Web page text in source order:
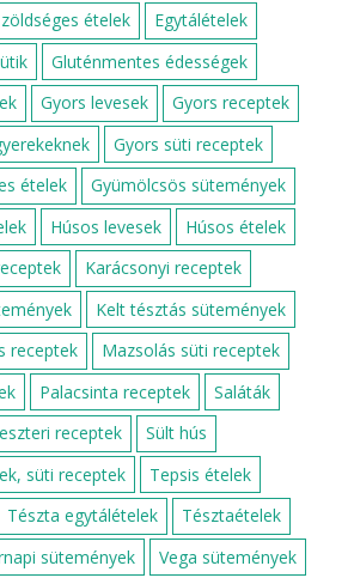
ételek
Egytálételek
Gluténmentes édességek
Gyors levesek
Gyors receptek
Gyors süti receptek
ételek
Gyümölcsös sütemények
Húsos levesek
Húsos ételek
Karácsonyi receptek
Kelt tésztás sütemények
receptek
Mazsolás süti receptek
Palacsinta receptek
Saláták
receptek
Sült hús
süti receptek
Tepsis ételek
Tészta egytálételek
Tésztaételek
sütemények
Vega sütemények